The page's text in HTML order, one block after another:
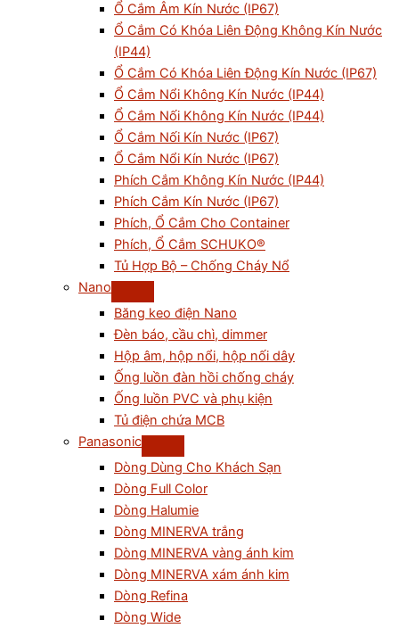
Ổ Cắm Âm Kín Nước (IP67)
Ổ Cắm Có Khóa Liên Động Không Kín Nước
(IP44)
Ổ Cắm Có Khóa Liên Động Kín Nước (IP67)
Ổ Cắm Nổi Không Kín Nước (IP44)
Ổ Cắm Nối Không Kín Nước (IP44)
Ổ Cắm Nối Kín Nước (IP67)
Ổ Cắm Nổi Kín Nước (IP67)
Phích Cắm Không Kín Nước (IP44)
Phích Cắm Kín Nước (IP67)
Phích, Ổ Cắm Cho Container
Phích, Ổ Cắm SCHUKO®
Tủ Hợp Bộ – Chống Cháy Nổ
Nano
Băng keo điện Nano
Đèn báo, cầu chì, dimmer
Hộp âm, hộp nổi, hộp nối dây
Ống luồn đàn hồi chống cháy
Ống luồn PVC và phụ kiện
Tủ điện chứa MCB
Panasonic
Dòng Dùng Cho Khách Sạn
Dòng Full Color
Dòng Halumie
Dòng MINERVA trắng
Dòng MINERVA vàng ánh kim
Dòng MINERVA xám ánh kim
Dòng Refina
Dòng Wide